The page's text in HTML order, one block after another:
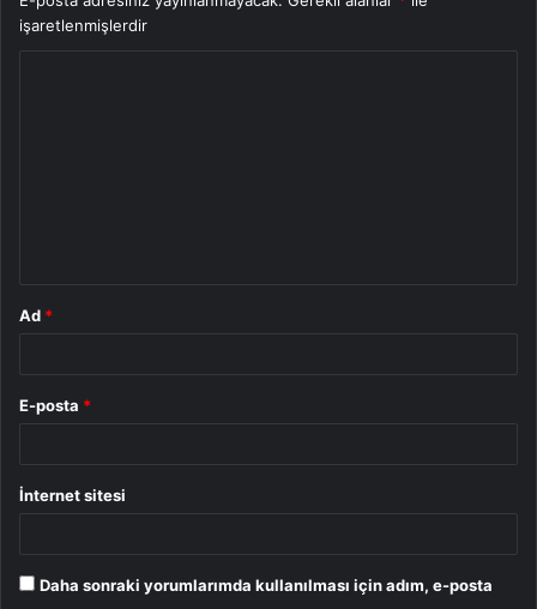
işaretlenmişlerdir
Ad *
E-posta *
İnternet sitesi
Daha sonraki yorumlarımda kullanılması için adım, e-posta